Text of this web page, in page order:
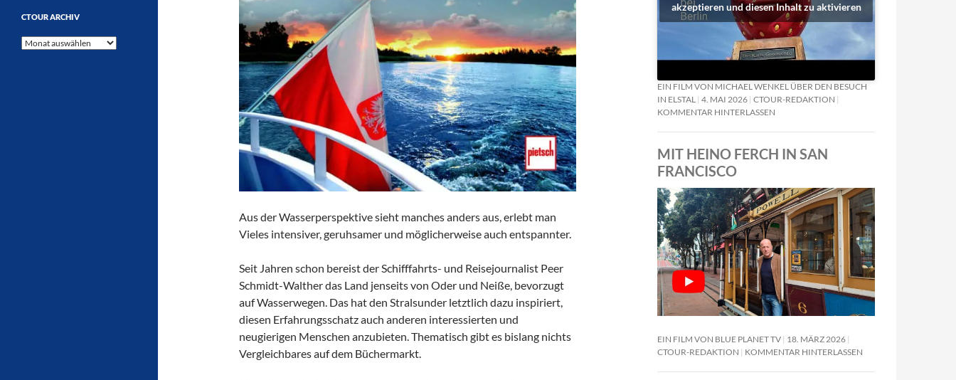
Aus der Wasserperspektive sieht manches anders aus, erlebt man
Vieles intensiver, geruhsamer und möglicherweise auch entspannter.
Seit Jahren schon bereist der Schifffahrts- und Reisejournalist Peer
Schmidt-Walther das Land jenseits von Oder und Neiße, bevorzugt
auf Wasserwegen. Das hat den Stralsunder letztlich dazu inspiriert,
diesen Erfahrungsschatz auch anderen interessierten und
neugierigen Menschen anzubieten. Thematisch gibt es bislang nichts
Vergleichbares auf dem Büchermarkt.
akzeptieren und diesen Inhalt zu aktivieren
EIN FILM VON MICHAEL WENKEL ÜBER DEN BESUCH
IN ELSTAL 4. MAI 2026 CTOUR-REDAKTION
KOMMENTAR HINTERLASSEN
MIT HEINO FERCH IN SAN
FRANCISCO
EIN FILM VON BLUE PLANET TV 18. MÄRZ 2026
CTOUR-REDAKTION
KOMMENTAR HINTERLASSEN
CTOUR ARCHIV
CTOUR